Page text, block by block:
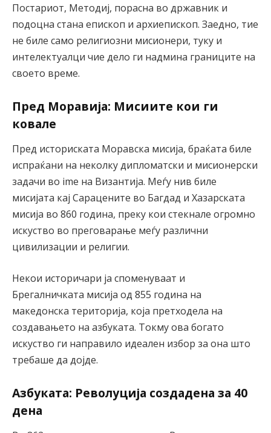
Постариот, Методиј, порасна во државник и
подоцна стана епископ и архиепископ. Заедно, тие
не биле само религиозни мисионери, туку и
интелектуалци чие дело ги надмина границите на
своето време.
Пред Моравија: Мисиите кои ги
ковале
Пред историската Моравска мисија, браќата биле
испраќани на неколку дипломатски и мисионерски
задачи во ime на Византија. Меѓу нив биле
мисијата кај Сарацените во Багдад и Хазарската
мисија во 860 година, преку кои стекнале огромно
искуство во преговарање меѓу различни
цивилизации и религии.
Некои историчари ја споменуваат и
Брегалничката мисија од 855 година на
македонска територија, која претходела на
создавањето на азбуката. Токму ова богато
искуство ги направило идеален избор за она што
требаше да дојде.
Азбуката: Револуција создадена за 40
дена